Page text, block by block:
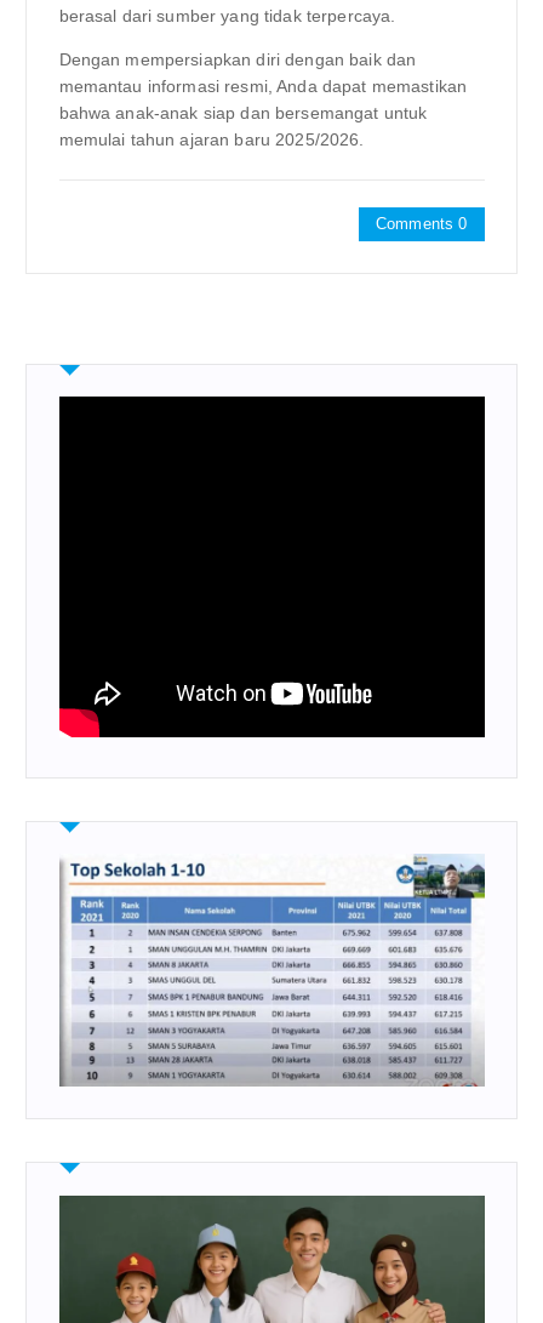
berasal dari sumber yang tidak terpercaya.
Dengan mempersiapkan diri dengan baik dan
memantau informasi resmi, Anda dapat memastikan
bahwa anak-anak siap dan bersemangat untuk
memulai tahun ajaran baru 2025/2026.
Comments 0